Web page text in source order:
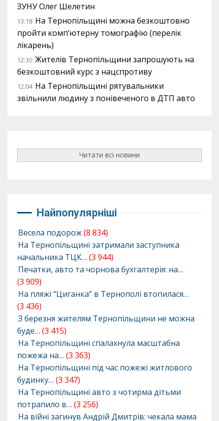
ЗУНУ Олег Шелетин
13:18 На Тернопільщині можна безкоштовно
пройти комп’ютерну томографію (перелік
лікарень)
12:30 Жителів Тернопільщини запрошують на
безкоштовний курс з нацспротиву
12:04 На Тернопільщині рятувальники
звільнили людину з понівеченого в ДТП авто
Читати всі новини
Найпопулярніші
Весела подорож(8 834)
На Тернопільщині затримали заступника
начальника ТЦК… (3 944)
Печатки, авто та чорнова бухгалтерія: на…
(3 909)
На пляжі “Циганка” в Тернополі втопилася…
(3 436)
З березня жителям Тернопільщини не можна
буде… (3 415)
На Тернопільщині спалахнула масштабна
пожежа на… (3 363)
На Тернопільщині під час пожежі житлового
будинку… (3 347)
На Тернопільщині авто з чотирма дітьми
потрапило в… (3 256)
На війні загинув Андрій Дмитрів: чекала мама